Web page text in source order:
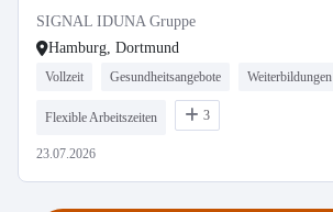
SIGNAL IDUNA Gruppe
Hamburg, Dortmund
Vollzeit Gesundheitsangebote Weiterbildungen
Flexible Arbeitszeiten 3
23.07.2026